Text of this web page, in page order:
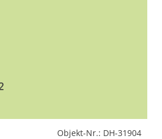
Objekt-Nr.: DH-31904